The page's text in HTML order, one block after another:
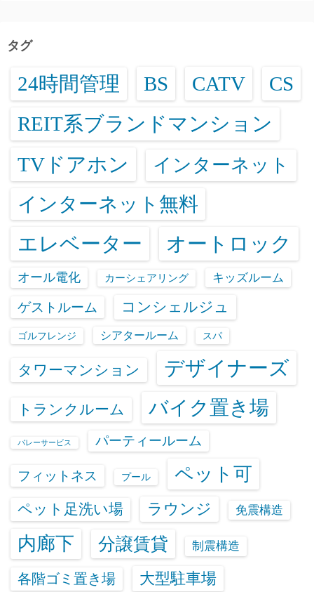
タグ
24時間管理 BS CATV CS
REIT系ブランドマンション
TVドアホン インターネット
インターネット無料
エレベーター オートロック
オール電化 カーシェアリング キッズルーム
ゲストルーム コンシェルジュ
ゴルフレンジ シアタールーム スパ
タワーマンション デザイナーズ
トランクルーム バイク置き場
バレーサービス パーティールーム
フィットネス プール ペット可
ペット足洗い場 ラウンジ 免震構造
内廊下 分譲賃貸 制震構造
各階ゴミ置き場 大型駐車場